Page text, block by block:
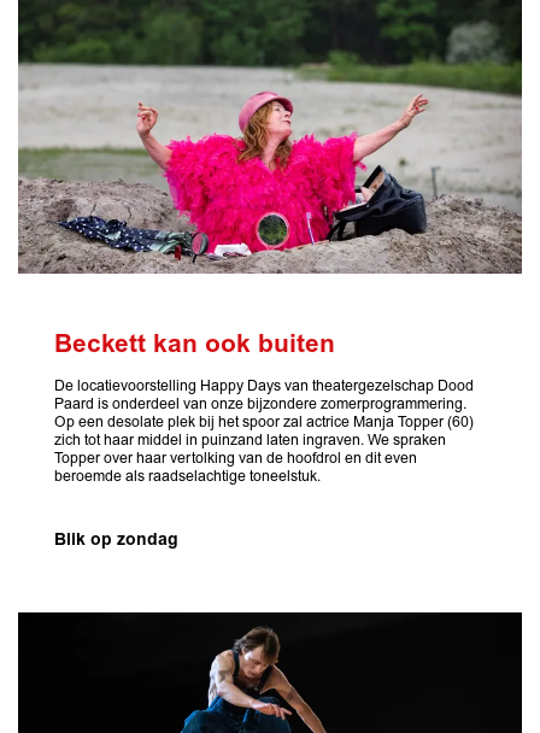
Beckett kan ook buiten
De locatievoorstelling Happy Days van theatergezelschap Dood
Paard is onderdeel van onze bijzondere zomerprogrammering.
Op een desolate plek bij het spoor zal actrice Manja Topper (60)
zich tot haar middel in puinzand laten ingraven. We spraken
Topper over haar vertolking van de hoofdrol en dit even
beroemde als raadselachtige toneelstuk.
Blik op zondag